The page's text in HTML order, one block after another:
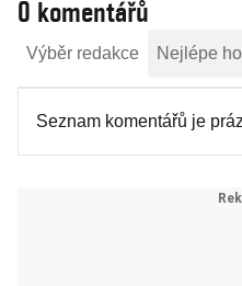
0 komentářů
Výběr redakce Nejlépe
Seznam komentářů je